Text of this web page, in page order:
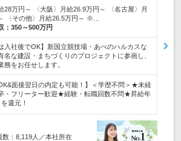
28万円～ 〈大阪〉月給26.9万円～ 〈名古屋〉月
〈その他〉月給26.5万円～ ※…
： 350～500万円
入社後でOK】新国立競技場・あべのハルカスな
名な建設・まちづくりのプロジェクトに参画し、
務をお任せします。
面接翌日の内定も可能！】＜学歴不問＞★未経
・フリーター歓迎★経験・転職回数不問★昇給年
還元！
：8,119人／本社所在